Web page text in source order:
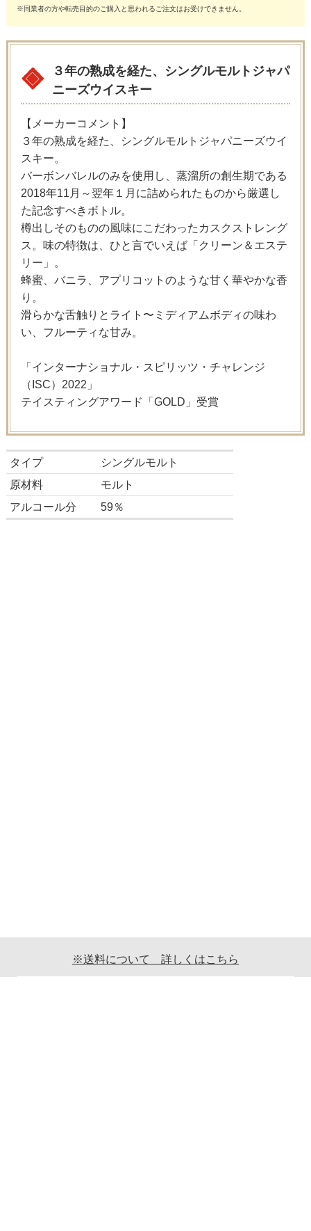
※同業者の方や転売目的のご購入と思われるご注文はお受けできません。
３年の熟成を経た、シングルモルトジャパ
ニーズウイスキー
【メーカーコメント】
３年の熟成を経た、シングルモルトジャパニーズウイ
スキー。
バーボンバレルのみを使用し、蒸溜所の創生期である
2018年11月～翌年１月に詰められたものから厳選し
た記念すべきボトル。
樽出しそのものの風味にこだわったカスクストレング
ス。味の特徴は、ひと言でいえば「クリーン＆エステ
リー」。
蜂蜜、バニラ、アプリコットのような甘く華やかな香
り。
滑らかな舌触りとライト〜ミディアムボディの味わ
い、フルーティな甘み。
「インターナショナル・スピリッツ・チャレンジ
（ISC）2022」
テイスティングアワード「GOLD」受賞
タイプ
シングルモルト
原材料
モルト
アルコール分
59％
※送料について 詳しくはこちら